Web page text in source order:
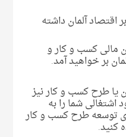
اقتصاد آلمان داشته
مالی‌ کسب و کار و
بر خواهید آمد.
یا طرح کسب و کار نیز
شما را به
توسعه طرح کسب و کار
کنید.